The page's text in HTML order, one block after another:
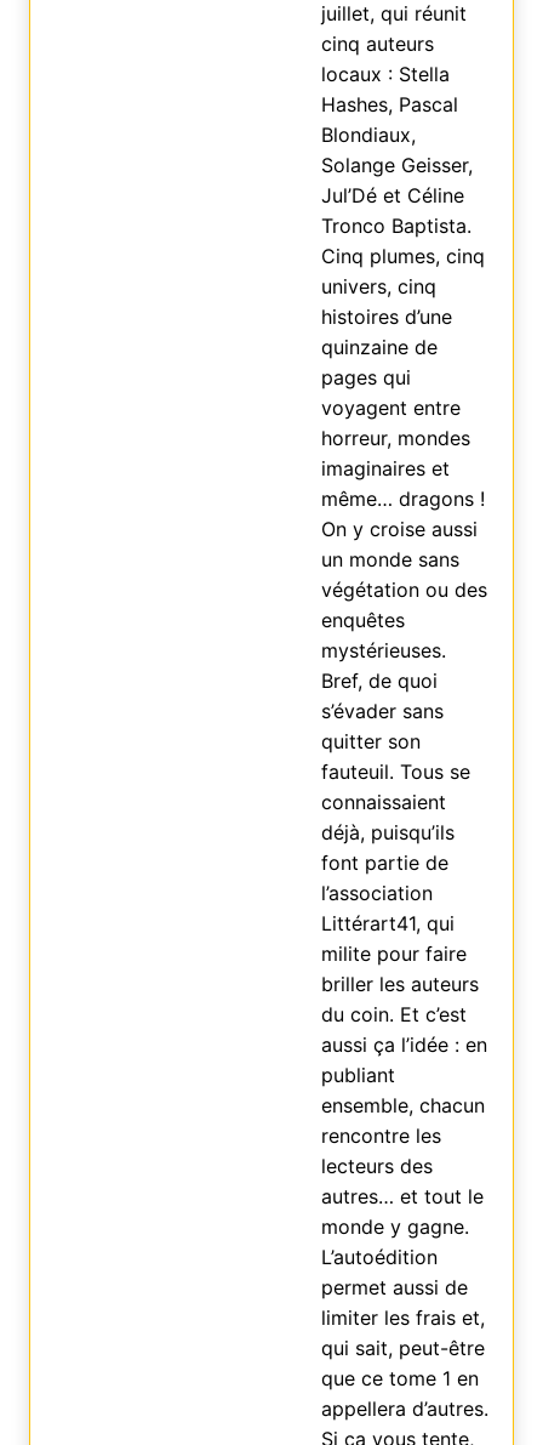
juillet, qui réunit
cinq auteurs
locaux : Stella
Hashes, Pascal
Blondiaux,
Solange Geisser,
Jul’Dé et Céline
Tronco Baptista.
Cinq plumes, cinq
univers, cinq
histoires d’une
quinzaine de
pages qui
voyagent entre
horreur, mondes
imaginaires et
même… dragons !
On y croise aussi
un monde sans
végétation ou des
enquêtes
mystérieuses.
Bref, de quoi
s’évader sans
quitter son
fauteuil. Tous se
connaissaient
déjà, puisqu’ils
font partie de
l’association
Littérart41, qui
milite pour faire
briller les auteurs
du coin. Et c’est
aussi ça l’idée : en
publiant
ensemble, chacun
rencontre les
lecteurs des
autres… et tout le
monde y gagne.
L’autoédition
permet aussi de
limiter les frais et,
qui sait, peut-être
que ce tome 1 en
appellera d’autres.
Si ça vous tente,